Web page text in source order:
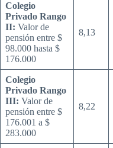
Colegio
Privado Rango
II: Valor de
pensión entre $
98.000 hasta $
176.000
8,13
Colegio
Privado Rango
III: Valor de
pensión entre $
176.001 a $
283.000
8,22